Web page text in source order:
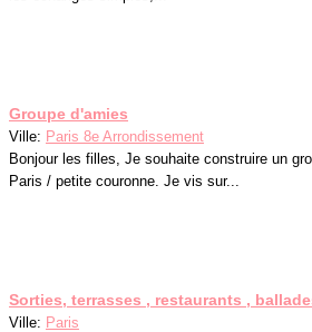
Groupe d'amies
Ville: Paris 8e Arrondissement
Bonjour les filles, Je souhaite construire un
Paris / petite couronne. Je vis sur...
Sorties, terrasses , restaurants ,
Ville: Paris